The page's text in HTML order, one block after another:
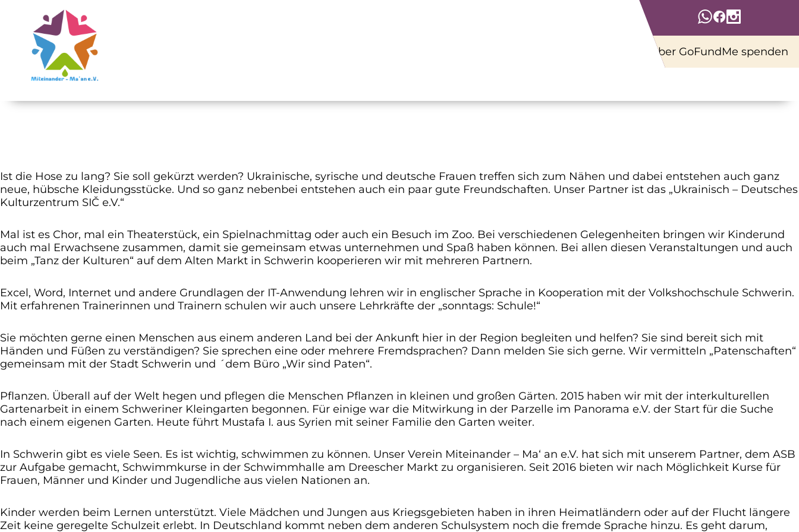
Über GoFundMe spenden
Ist die Hose zu lang? Sie soll gekürzt werden? Ukrainische, syrische und deutsche Frauen treffen sich zum Nähen und dabei entstehen auch ganz
neue, hübsche Kleidungsstücke. Und so ganz nebenbei entstehen auch ein paar gute Freundschaften. Unser Partner ist das „Ukrainisch – Deutsches
Kulturzentrum SIČ e.V.“
Mal ist es Chor, mal ein Theaterstück, ein Spielnachmittag oder auch ein Besuch im Zoo. Bei verschiedenen Gelegenheiten bringen wir Kinderund
auch mal Erwachsene zusammen, damit sie gemeinsam etwas unternehmen und Spaß haben können. Bei allen diesen Veranstaltungen und auch
beim „Tanz der Kulturen“ auf dem Alten Markt in Schwerin kooperieren wir mit mehreren Partnern.
Excel, Word, Internet und andere Grundlagen der IT-Anwendung lehren wir in englischer Sprache in Kooperation mit der Volkshochschule Schwerin.
Mit erfahrenen Trainerinnen und Trainern schulen wir auch unsere Lehrkräfte der „sonntags: Schule!“
Sie möchten gerne einen Menschen aus einem anderen Land bei der Ankunft hier in der Region begleiten und helfen? Sie sind bereit sich mit
Händen und Füßen zu verständigen? Sie sprechen eine oder mehrere Fremdsprachen? Dann melden Sie sich gerne. Wir vermitteln „Patenschaften“
gemeinsam mit der Stadt Schwerin und ´dem Büro „Wir sind Paten“.
Pflanzen. Überall auf der Welt hegen und pflegen die Menschen Pflanzen in kleinen und großen Gärten. 2015 haben wir mit der interkulturellen
Gartenarbeit in einem Schweriner Kleingarten begonnen. Für einige war die Mitwirkung in der Parzelle im Panorama e.V. der Start für die Suche
nach einem eigenen Garten. Heute führt Mustafa I. aus Syrien mit seiner Familie den Garten weiter.
In Schwerin gibt es viele Seen. Es ist wichtig, schwimmen zu können. Unser Verein Miteinander – Ma‘ an e.V. hat sich mit unserem Partner, dem ASB
zur Aufgabe gemacht, Schwimmkurse in der Schwimmhalle am Dreescher Markt zu organisieren. Seit 2016 bieten wir nach Möglichkeit Kurse für
Frauen, Männer und Kinder und Jugendliche aus vielen Nationen an.
Kinder werden beim Lernen unterstützt. Viele Mädchen und Jungen aus Kriegsgebieten haben in ihren Heimatländern oder auf der Flucht längere
Zeit keine geregelte Schulzeit erlebt. In Deutschland kommt neben dem anderen Schulsystem noch die fremde Sprache hinzu. Es geht darum,